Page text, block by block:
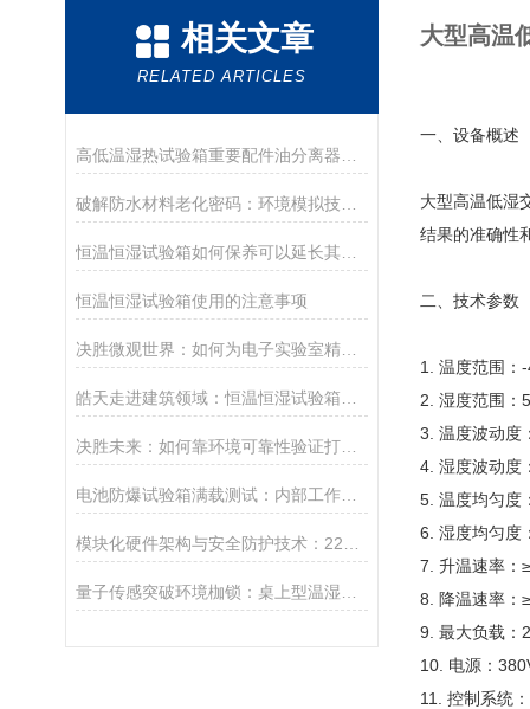
相关文章
RELATED ARTICLES
破解防水材料老化密码：环境模拟技术的革命性突破
恒温恒湿试验箱使用的注意事项
决胜微观世界：如何为电子实验室精密仪器构筑“永恒”的环境基石？
决胜未来：如何靠环境可靠性验证打造产品最终竞争力？
电池防爆试验箱满载测试：内部工作空间温度均匀度允许偏差多少才算合格？
大型高温
一、设备概述
大型高温低湿
结果的准确性
二、技术参数
1. 温度范围
2. 湿度范围：
3. 温度波动
4. 湿度波动度
5. 温度均匀度
6. 湿度均匀度
7. 升温速率
8. 降温速率
9. 最大负载：
10. 电源：
11. 控制系统